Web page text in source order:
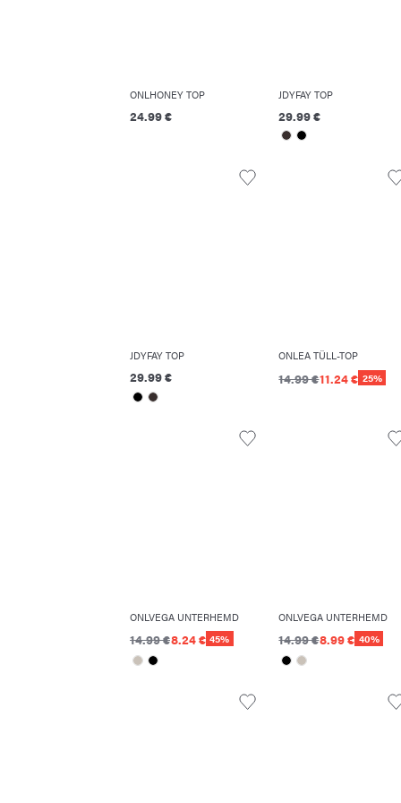
ONLHONEY TOP
24.99 €
JDYFAY TOP
29.99 €
JDYFAY TOP
29.99 €
ONLEA TÜLL-TOP
14.99 €11.24 € 25%
ONLVEGA UNTERHEMD
14.99 €8.24 € 45%
ONLVEGA UNTERHEMD
14.99 €8.99 € 40%